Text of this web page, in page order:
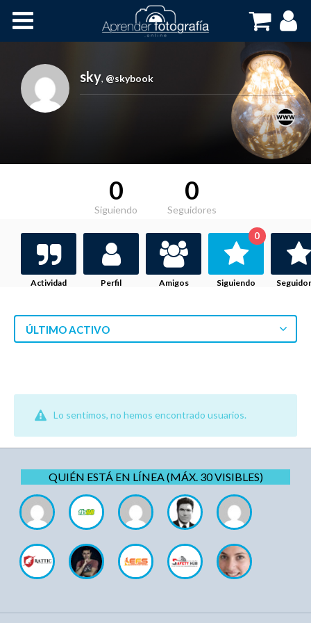
Cursos OnLine
sky, @skybook
0
Siguiendo
0
Seguidores
Actividad Perfil Amigos Siguiendo
0
ÚLTIMO ACTIVO
Lo sentimos, no hemos encontrado usuarios.
QUIÉN ESTÁ EN LÍNEA (MÁX. 30 VISIBLES)